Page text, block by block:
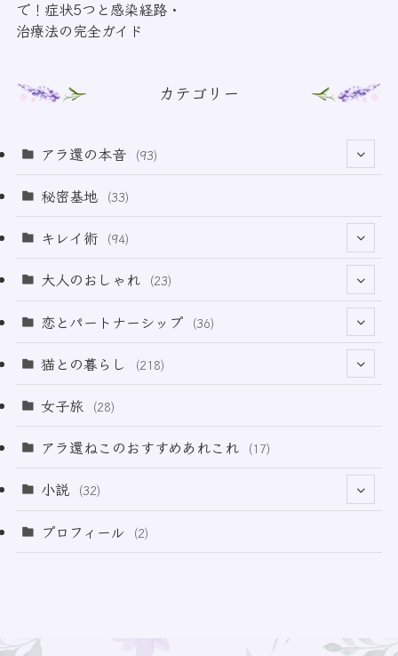
で！症状5つと感染経路・
治療法の完全ガイド
カテゴリー
アラ還の本音 (93)
(69)
秘密基地 (33)
キレイ術 (94)
(32)
(50)
大人のおしゃれ (23)
(21)
(2)
恋とパートナーシップ (36)
(33)
(3)
猫との暮らし (218)
(21)
(73)
女子旅 (28)
アラ還ねこのおすすめあれこれ (17)
小説 (32)
プロフィール (2)